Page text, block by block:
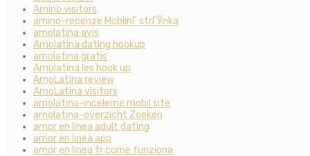
Amino visitors
amino-recenze MobilnГ­ strГЎnka
amolatina avis
Amolatina dating hookup
amolatina gratis
Amolatina les hook up
AmoLatina review
AmoLatina visitors
amolatina-inceleme mobil site
amolatina-overzicht Zoeken
amor en linea adult dating
amor en linea app
amor en linea fr come funziona